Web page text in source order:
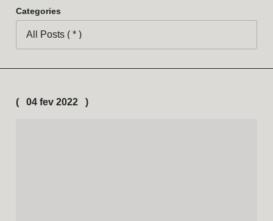
Categories
04 fev 2022